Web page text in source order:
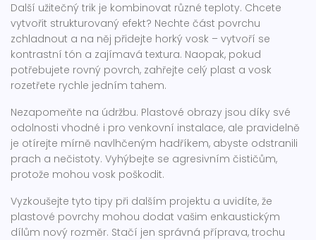
Další užitečný trik je kombinovat různé teploty. Chcete
vytvořit strukturovaný efekt? Nechte část povrchu
zchladnout a na něj přidejte horký vosk – vytvoří se
kontrastní tón a zajímavá textura. Naopak, pokud
potřebujete rovný povrch, zahřejte celý plast a vosk
rozetřete rychle jedním tahem.
Nezapomeňte na údržbu. Plastové obrazy jsou díky své
odolnosti vhodné i pro venkovní instalace, ale pravidelně
je otírejte mírně navlhčeným hadříkem, abyste odstranili
prach a nečistoty. Vyhýbejte se agresivním čističům,
protože mohou vosk poškodit.
Vyzkoušejte tyto tipy při dalším projektu a uvidíte, že
plastové povrchy mohou dodat vašim enkaustickým
dílům nový rozměr. Stačí jen správná příprava, trochu